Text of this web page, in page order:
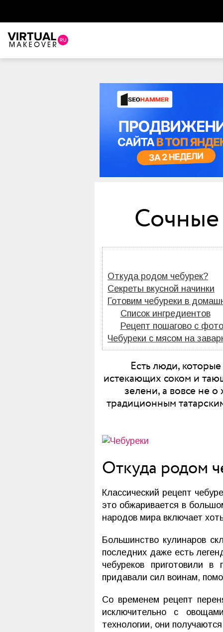
Сочные
Откуда родом чебурек?
Секреты вкусной начинки
Готовим чебуреки в
Список ингредиентов
Рецепт пошагово с фото
Чебуреки с мясом на
Есть люди,
истекающих соком и
зелени, а вовсе не
традиционным
Откуда родом
Классический рецепт
это обжаривается в
народов мира включает
Большинство кулинаров
последних даже есть
чебуреков приготовили
придавали сил воинам,
Со временем рецепт
исключительно с
технологии, они